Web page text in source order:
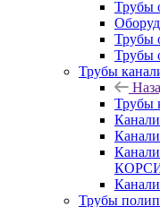
Трубы
Трубы
Трубы
Трубы
Трубы
Трубы